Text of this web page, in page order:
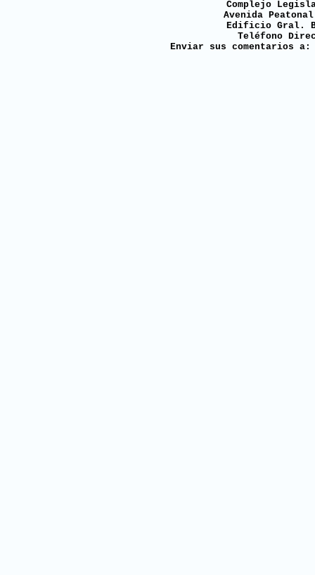
Complejo
Avenida
Edificio Gral.
Teléfono
Enviar sus comentarios